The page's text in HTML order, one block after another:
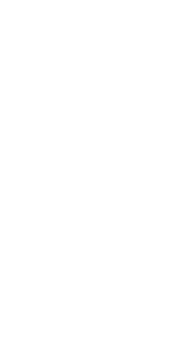
l'élément 1
l'élément 2
à l'élément 3